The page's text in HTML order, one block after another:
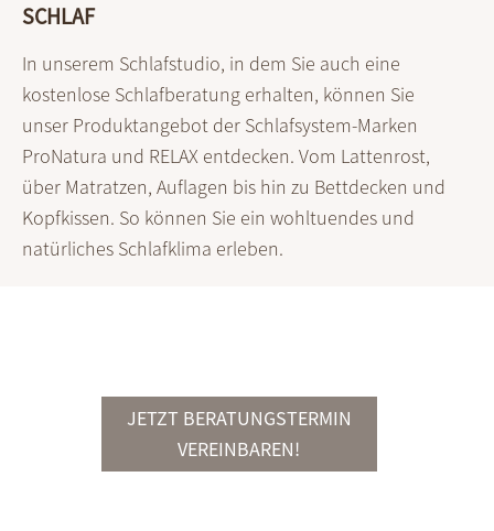
SCHLAF
In unserem Schlaf­studio, in dem Sie auch eine
kosten­lose Schlaf­beratung erhalten, können Sie
unser Produkt­angebot der Schlaf­system-Marken
ProNatura und RELAX entdecken. Vom Latten­rost,
über Matratzen, Auflagen bis hin zu Bett­decken und
Kopf­kissen. So können Sie ein wohl­tuendes und
natür­liches Schlaf­klima erleben.
JETZT BERATUNGSTERMIN
VEREINBAREN!